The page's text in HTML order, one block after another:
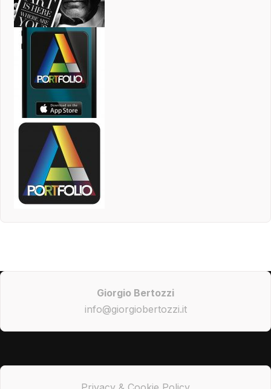
Giorgio Bertozzi
info@giorgiobertozzi.it